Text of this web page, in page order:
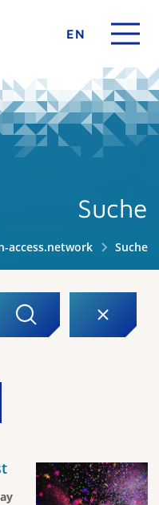
EN
Suche
access.network Suche